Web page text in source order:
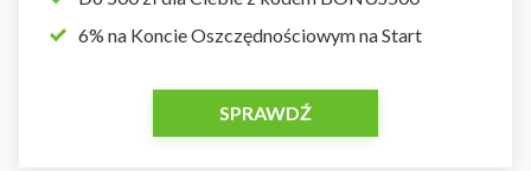
6% na Koncie Oszczędnościowym na Start
SPRAWDŹ